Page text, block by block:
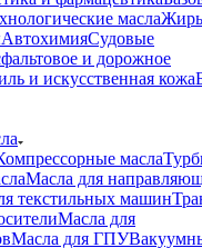
масла
АвтохимияСудовые
и дорожное
и искусственная кожа
масла
Масла для
текстильных машин
Масла для
Масла для ГПУ